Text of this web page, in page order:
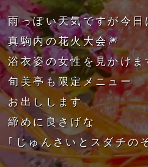
雨っぽい天気ですが今日
真駒内の花火大会🎆
浴衣姿の女性を見かけま
旬美亭も限定メニュー
お出しします
締めに良さげな
｢じゅんさいとスダチの